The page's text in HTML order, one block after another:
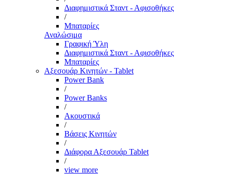
Διαφημιστικά Σταντ - Αφισοθήκες
/
Μπαταρίες
Αναλώσιμα
Γραφική Ύλη
Διαφημιστικά Σταντ - Αφισοθήκες
Μπαταρίες
Αξεσουάρ Κινητών - Tablet
Power Bank
/
Power Banks
/
Ακουστικά
/
Βάσεις Κινητών
/
Διάφορα Αξεσουάρ Tablet
/
view more